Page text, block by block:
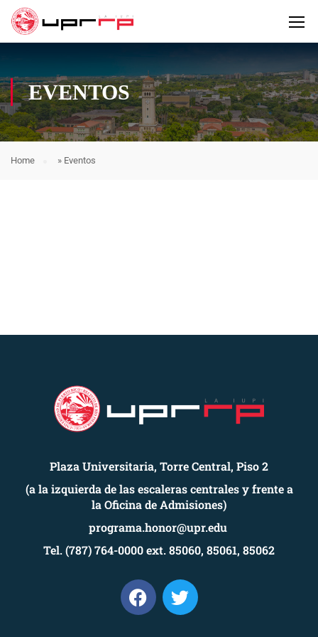
EVENTOS
Home » Eventos
Plaza Universitaria, Torre Central, Piso 2
(a la izquierda de las escaleras centrales y frente a
la Oficina de Admisiones)
programa.honor@upr.edu
Tel. (787) 764-0000 ext. 85060, 85061, 85062